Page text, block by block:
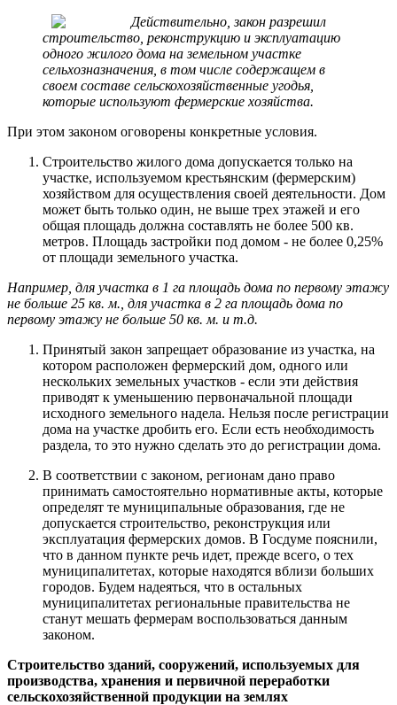
Действительно, закон разрешил
строительство, реконструкцию и эксплуатацию
одного жилого дома на земельном участке
сельхозназначения, в том числе содержащем в
своем составе сельскохозяйственные угодья,
которые используют фермерские хозяйства.
При этом законом оговорены конкретные условия.
Строительство жилого дома допускается только на
участке, используемом крестьянским (фермерским)
хозяйством для осуществления своей деятельности. Дом
может быть только один, не выше трех этажей и его
общая площадь должна составлять не более 500 кв.
метров. Площадь застройки под домом - не более 0,25%
от площади земельного участка.
Например, для участка в 1 га площадь дома по первому этажу
не больше 25 кв. м., для участка в 2 га площадь дома по
первому этажу не больше 50 кв. м. и т.д.
Принятый закон запрещает образование из участка, на
котором расположен фермерский дом, одного или
нескольких земельных участков - если эти действия
приводят к уменьшению первоначальной площади
исходного земельного надела. Нельзя после регистрации
дома на участке дробить его. Если есть необходимость
раздела, то это нужно сделать это до регистрации дома.
В соответствии с законом, регионам дано право
принимать самостоятельно нормативные акты, которые
определят те муниципальные образования, где не
допускается строительство, реконструкция или
эксплуатация фермерских домов. В Госдуме пояснили,
что в данном пункте речь идет, прежде всего, о тех
муниципалитетах, которые находятся вблизи больших
городов. Будем надеяться, что в остальных
муниципалитетах региональные правительства не
станут мешать фермерам воспользоваться данным
законом.
Строительство зданий, сооружений, используемых для
производства, хранения и первичной переработки
сельскохозяйственной продукции на землях